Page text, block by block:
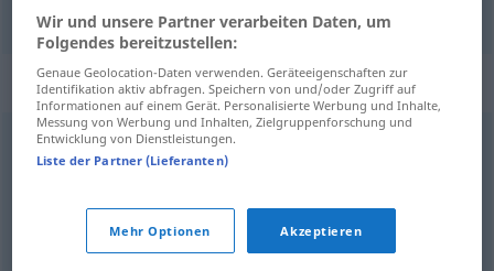
Synonyme für "lautlos"
still,tonlos,stumm
unhörbar,geräuschlos
Wir und unsere Partner verarbeiten Daten, um
Folgendes bereitzustellen:
Genaue Geolocation-Daten verwenden. Geräteeigenschaften zur
Identifikation aktiv abfragen. Speichern von und/oder Zugriff auf
Informationen auf einem Gerät. Personalisierte Werbung und Inhalte,
Messung von Werbung und Inhalten, Zielgruppenforschung und
Entwicklung von Dienstleistungen.
Liste der Partner (Lieferanten)
Mehr Optionen Akzeptieren